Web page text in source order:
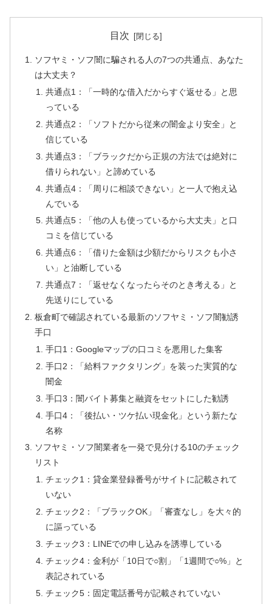
目次
ソフヤミ・ソフ闇に騙される人の7つの共通点、あなた
は大丈夫？
共通点1：「一時的な借入だからすぐ返せる」と思
っている
共通点2：「ソフトだから従来の闇金より安全」と
信じている
共通点3：「ブラックだから正規の方法では絶対に
借りられない」と諦めている
共通点4：「周りに相談できない」と一人で抱え込
んでいる
共通点5：「他の人も使っているから大丈夫」と口
コミを信じている
共通点6：「借りた金額は少額だからリスクも小さ
い」と油断している
共通点7：「返せなくなったらそのとき考える」と
先送りにしている
板倉町で確認されている最新のソフヤミ・ソフ闇勧誘
手口
手口1：Googleマップの口コミを悪用した集客
手口2：「給料ファクタリング」を装った実質的な
闇金
手口3：闇バイト募集と融資をセットにした勧誘
手口4：「後払い・ツケ払い現金化」という新たな
名称
ソフヤミ・ソフ闇業者を一発で見分ける10のチェック
リスト
チェック1：貸金業登録番号がサイトに記載されて
いない
チェック2：「ブラックOK」「審査なし」を大々的
に謳っている
チェック3：LINEでの申し込みを誘導している
チェック4：金利が「10日で○割」「1週間で○%」と
表記されている
チェック5：固定電話番号が記載されていない